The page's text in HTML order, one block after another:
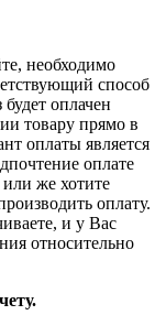
необходимо
способ
оплачен
товару прямо в
оплаты является
оплате
же хотите
оплату.
и у Вас
относительно